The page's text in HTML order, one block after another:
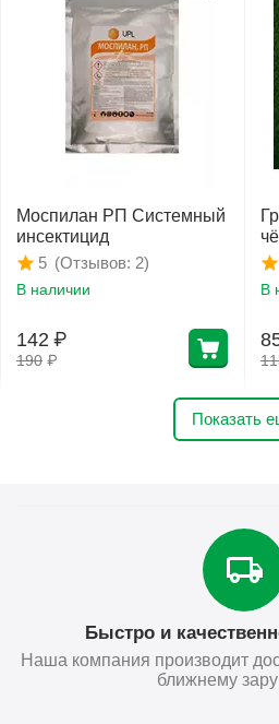
Моспилан РП Системный
инсектицид
(Отзывов: 2)
5
В наличии
190 ₽
142 ₽
В
Показать
Быстро и
Наша компания производит
ближнему